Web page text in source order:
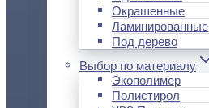
Окрашенные
Ламинированные
Под дерево
Выбор по материалу
Экополимер
Полистирол